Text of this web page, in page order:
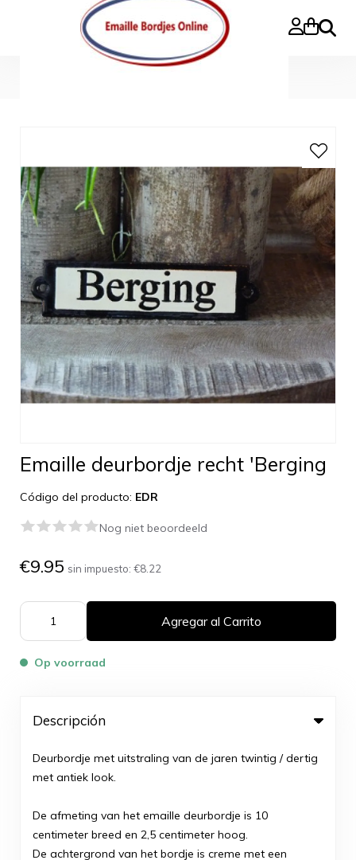
Buscar
Emaille deurbordje recht 'Berging
Código del producto: EDR
Nog niet beoordeeld
€9.95 sin impuesto: €8.22
Agregar al Carrito
Op voorraad
Descripción
Deurbordje met uitstraling van de jaren twintig / dertig
met antiek look.
De afmeting van het emaille deurbordje is 10
centimeter breed en 2,5 centimeter hoog.
De achtergrond van het bordje is creme met een